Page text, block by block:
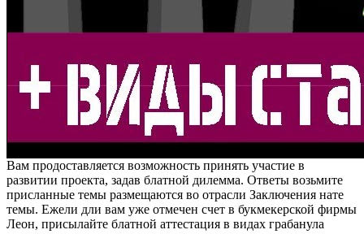
Вам продоставляется возможность принять участие в
развитии проекта, задав блатной дилемма. Ответы возьмите
присланные темы размещаются во отрасли Заключения нате
темы. Ежели дли вам уже отмечен счет в букмекерской фирмы
Леон, присылайте блатной аттестация в видах грабанула